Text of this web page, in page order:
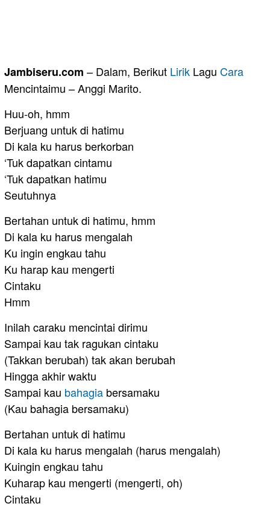
Jambiseru.com – Dalam, Berikut Lirik Lagu Cara
Mencintaimu – Anggi Marito.
Huu-oh, hmm
Berjuang untuk di hatimu
Di kala ku harus berkorban
‘Tuk dapatkan cintamu
‘Tuk dapatkan hatimu
Seutuhnya
Bertahan untuk di hatimu, hmm
Di kala ku harus mengalah
Ku ingin engkau tahu
Ku harap kau mengerti
Cintaku
Hmm
Inilah caraku mencintai dirimu
Sampai kau tak ragukan cintaku
(Takkan berubah) tak akan berubah
Hingga akhir waktu
Sampai kau bahagia bersamaku
(Kau bahagia bersamaku)
Bertahan untuk di hatimu
Di kala ku harus mengalah (harus mengalah)
Kuingin engkau tahu
Kuharap kau mengerti (mengerti, oh)
Cintaku